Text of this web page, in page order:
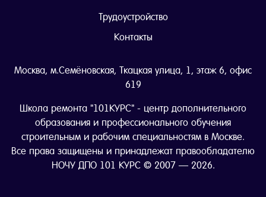
Трудоустройство
Контакты
Москва, м.Семёновская, Ткацкая улица, 1, этаж 6, офис
619
Школа ремонта "101КУРС" - центр дополнительного
образования и профессионального обучения
строительным и рабочим специальностям в Москве.
Все права защищены и принадлежат правообладателю
НОЧУ ДПО 101 КУРС © 2007 — 2026.